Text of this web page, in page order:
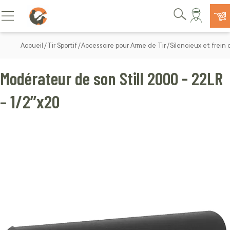
Allez au contenu
Basculer la navigation
Rechercher
Accueil Tir Sportif Accessoire pour Arme de Tir Silencieux et frein
Modérateur de son Still 2000 - 22LR
– 1/2’’x20